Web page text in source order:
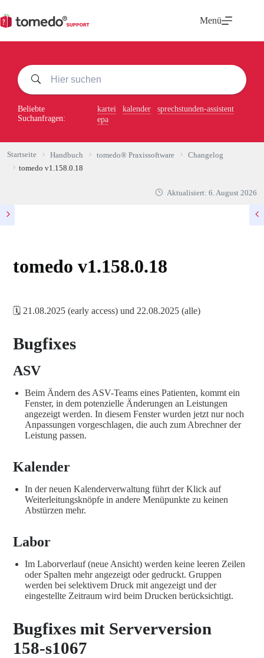
Inhalt
springen
Menü
Beliebte
Suchanfragen:
kartei kalender
sprechstunden-assistent
epa
Startseite Handbuch tomedo® Praxissoftware
Changelog
tomedo v1.158.0.18
Aktualisiert: 6. August 2026
tomedo v1.158.0.18
🗓️ 21.08.2025 (early access) und 22.08.2025 (alle)
Bugfixes
ASV
Beim Ändern des ASV-Teams eines Patienten, kommt ein
Fenster, in dem potenzielle Änderungen an Leistungen
angezeigt werden. In diesem Fenster wurden jetzt nur noch
Anpassungen vorgeschlagen, die auch zum Abrechner der
Leistung passen.
Kalender
In der neuen Kalenderverwaltung führt der Klick auf
Weiterleitungsknöpfe in andere Menüpunkte zu keinen
Abstürzen mehr.
Labor
Im Laborverlauf (neue Ansicht) werden keine leeren Zeilen
oder Spalten mehr angezeigt oder gedruckt. Gruppen
werden bei selektivem Druck mit angezeigt und der
eingestellte Zeitraum wird beim Drucken berücksichtigt.
Bugfixes mit Serverversion
158-s1067